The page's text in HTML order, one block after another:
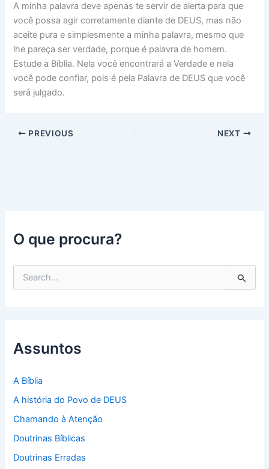
A minha palavra deve apenas te servir de alerta para que
você possa agir corretamente diante de DEUS, mas não
aceite pura e simplesmente a minha palavra, mesmo que
lhe pareça ser verdade, porque é palavra de homem.
Estude a Bíblia. Nela você encontrará a Verdade e nela
você pode confiar, pois é pela Palavra de DEUS que você
será julgado.
PREVIOUS NEXT
O que procura?
s
a
p
r
:
Assuntos
A Bíblia
A história do Povo de DEUS
Chamando à Atenção
Doutrinas Bíblicas
Doutrinas Erradas